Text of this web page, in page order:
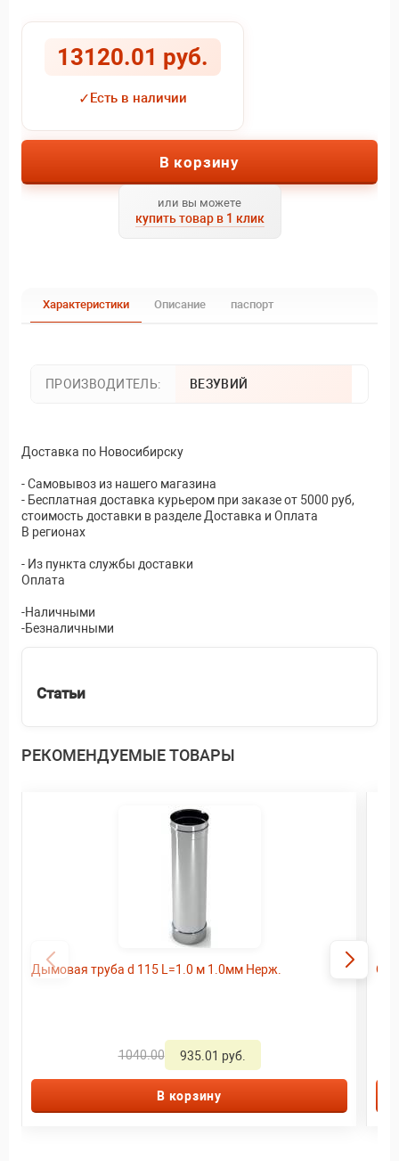
13120.01 руб.
✓Есть в наличии
В корзину
или вы можете
купить товар в 1 клик
Характеристики Описание паспорт
ПРОИЗВОДИТЕЛЬ: ВЕЗУВИЙ
Доставка по Новосибирску
- Самовывоз из нашего магазина
- Бесплатная доставка курьером при заказе от 5000 руб,
стоимость доставки в разделе Доставка и Оплата
В регионах
- Из пункта службы доставки
Оплата
-Наличными
-Безналичными
Статьи
РЕКОМЕНДУЕМЫЕ ТОВАРЫ
Дымовая труба d 115 L=1.0 м 1.0мм Нерж.
1040.00 935.01 руб.
В корзину